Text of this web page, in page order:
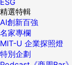
精選特輯
AI創新百強
名家專欄
MIT-U 企業探照燈
特別企劃